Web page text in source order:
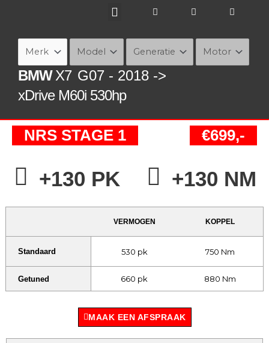
inhoud
BMW X7 G07 - 2018 ->
xDrive M60i 530hp
NRS STAGE 1 €699,-
+130 PK +130 NM
VERMOGEN KOPPEL
Standaard 530 pk 750 Nm
Getuned 660 pk 880 Nm
MAAK EEN AFSPRAAK